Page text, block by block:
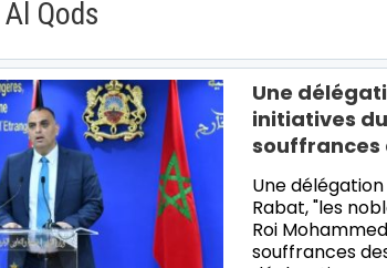
Qods
Une
initiatives
souffrances
Une
Rabat, "les
Roi
souffrances